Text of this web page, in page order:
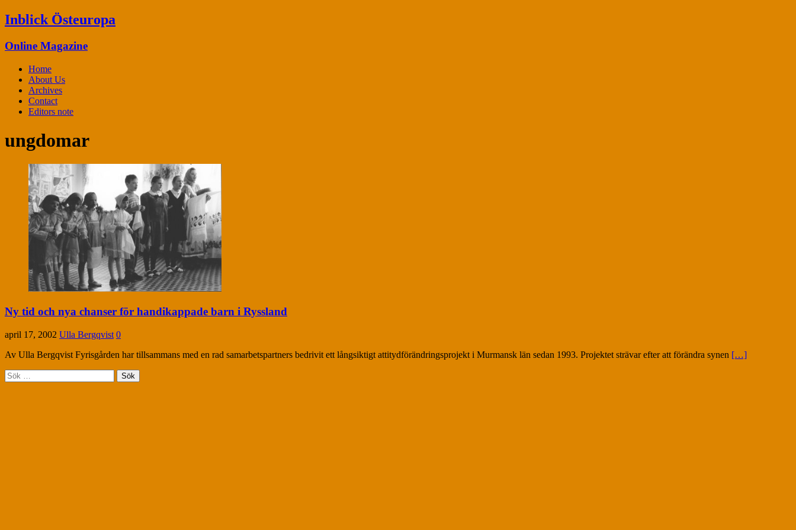
Inblick Östeuropa
Online Magazine
Home
About Us
Archives
Contact
Editors note
ungdomar
Ny tid och nya chanser för handikappade barn i Ryssland
april 17, 2002 Ulla Bergqvist 0
Av Ulla Bergqvist Fyrisgården har tillsammans med en rad samarbets­partners bedrivit ett långsiktigt attitydförändrings­projekt i Murmansk län sedan 1993. Projektet strävar efter att förändra synen […]
Sök
efter: